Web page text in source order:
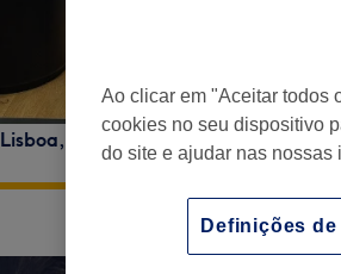
Portugal, shopping Colúmbia
Ao clicar em "Aceitar todos
cookies no seu dispositivo
do site e ajudar nas nossas
Definições